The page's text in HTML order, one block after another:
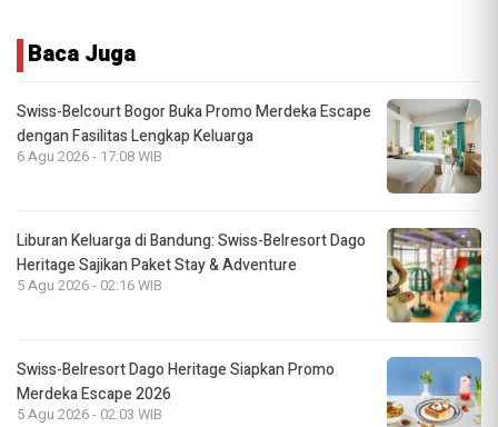
Baca Juga
Swiss-Belcourt Bogor Buka Promo Merdeka Escape
dengan Fasilitas Lengkap Keluarga
6 Agu 2026 - 17:08 WIB
Liburan Keluarga di Bandung: Swiss-Belresort Dago
Heritage Sajikan Paket Stay & Adventure
5 Agu 2026 - 02:16 WIB
Swiss-Belresort Dago Heritage Siapkan Promo
Merdeka Escape 2026
5 Agu 2026 - 02:03 WIB